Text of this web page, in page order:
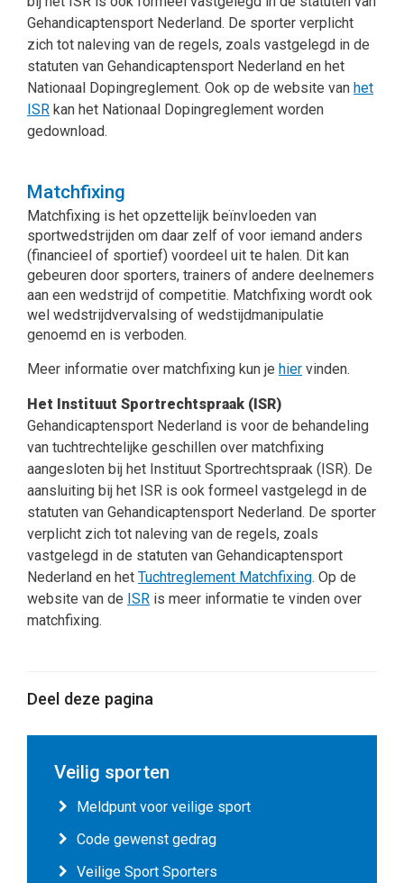
Gehandicaptensport Nederland. De sporter verplicht
zich tot naleving van de regels, zoals vastgelegd in de
statuten van Gehandicaptensport Nederland en het
Nationaal Dopingreglement. Ook op de website van het
ISR kan het Nationaal Dopingreglement worden
gedownload.
Matchfixing
Matchfixing is het opzettelijk beïnvloeden van
sportwedstrijden om daar zelf of voor iemand anders
(financieel of sportief) voordeel uit te halen. Dit kan
gebeuren door sporters, trainers of andere deelnemers
aan een wedstrijd of competitie. Matchfixing wordt ook
wel wedstrijdvervalsing of wedstijdmanipulatie
genoemd en is verboden.
Meer informatie over matchfixing kun je hier vinden.
Het Instituut Sportrechtspraak (ISR)
Gehandicaptensport Nederland is voor de behandeling
van tuchtrechtelijke geschillen over matchfixing
aangesloten bij het Instituut Sportrechtspraak (ISR). De
aansluiting bij het ISR is ook formeel vastgelegd in de
statuten van Gehandicaptensport Nederland. De sporter
verplicht zich tot naleving van de regels, zoals
vastgelegd in de statuten van Gehandicaptensport
Nederland en het Tuchtreglement Matchfixing. Op de
website van de ISR is meer informatie te vinden over
matchfixing.
Deel deze pagina
Veilig sporten
Meldpunt voor veilige sport
Code gewenst gedrag
Veilige Sport Sporters